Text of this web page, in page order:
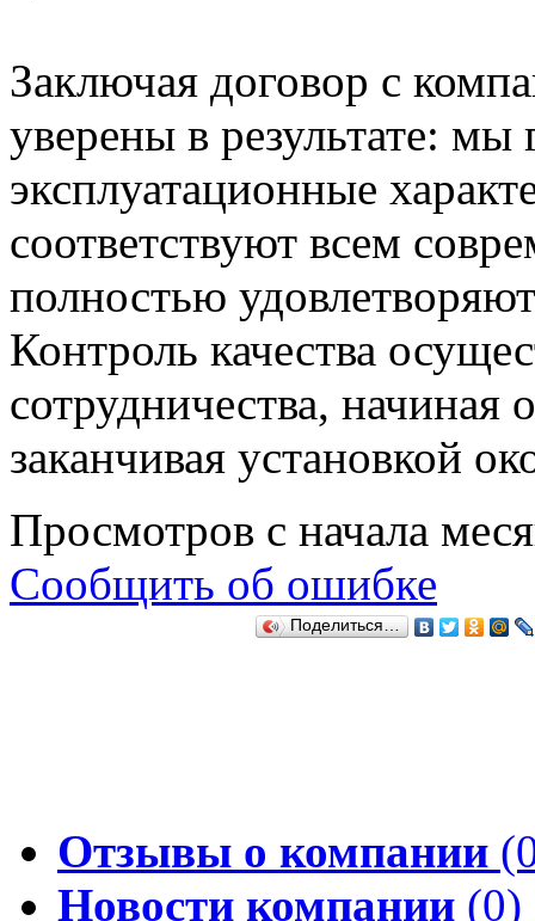
Заключая договор с
уверены в результате: мы
эксплуатационные
соответствуют всем
полностью
Контроль качества
сотрудничества, начиная
заканчивая установкой
Просмотров с начала
Сообщить об ошибке
Поделиться…
Отзывы о компании
Новости компании (0)